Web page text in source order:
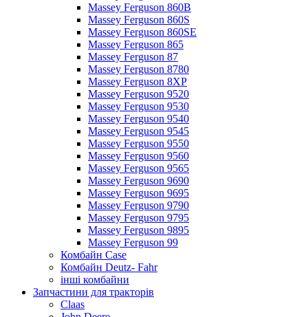
Massey Ferguson 860B
Massey Ferguson 860S
Massey Ferguson 860SE
Massey Ferguson 865
Massey Ferguson 87
Massey Ferguson 8780
Massey Ferguson 8XP
Massey Ferguson 9520
Massey Ferguson 9530
Massey Ferguson 9540
Massey Ferguson 9545
Massey Ferguson 9550
Massey Ferguson 9560
Massey Ferguson 9565
Massey Ferguson 9690
Massey Ferguson 9695
Massey Ferguson 9790
Massey Ferguson 9795
Massey Ferguson 9895
Massey Ferguson 99
Комбайн Case
Комбайн Deutz- Fahr
інші комбайни
Запчастини для тракторів
Claas